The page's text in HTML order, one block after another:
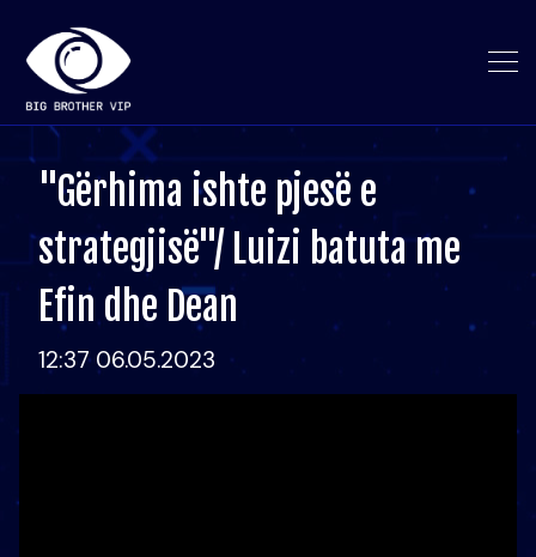
"Gërhima ishte pjesë e
strategjisë"/ Luizi batuta me
Efin dhe Dean
12:37 06.05.2023